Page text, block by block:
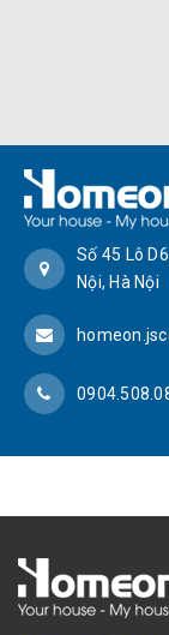
Số 45 Lô
Nội, Hà Nội